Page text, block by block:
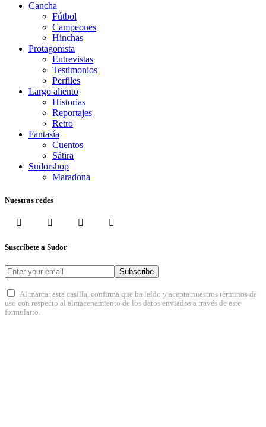
Cancha
Fútbol
Campeones
Hinchas
Protagonista
Entrevistas
Testimonios
Perfiles
Largo aliento
Historias
Reportajes
Retro
Fantasía
Cuentos
Sátira
Sudorshop
Maradona
Nuestras redes
Suscríbete a Sudor
Subscribe
Al marcar esta casilla, confirma que ha leído y acepta nuestros términos de
uso con respecto al almacenamiento de los datos enviados a través de este
formulario.